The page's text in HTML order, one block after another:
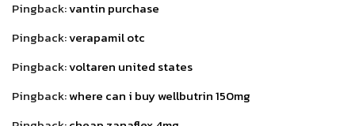
Pingback:vantin purchase
Pingback:verapamil otc
Pingback:voltaren united states
Pingback:where can i buy wellbutrin 150mg